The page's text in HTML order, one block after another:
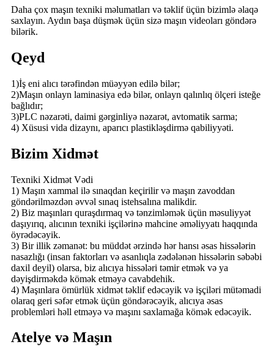
Daha çox maşın texniki məlumatları və təklif üçün bizimlə əlaqə
saxlayın. Aydın başa düşmək üçün sizə maşın videoları göndərə
bilərik.
Qeyd
1)İş eni alıcı tərəfindən müəyyən edilə bilər;
2)Maşın onlayn laminasiya edə bilər, onlayn qalınlıq ölçeri isteğe
bağlıdır;
3)PLC nəzarəti, daimi gərginliyə nəzarət, avtomatik sarma;
4) Xüsusi vida dizaynı, aparıcı plastikləşdirmə qabiliyyəti.
Bizim Xidmət
Texniki Xidmət Vədi
1) Maşın xammal ilə sınaqdan keçirilir və maşın zavoddan
göndərilməzdən əvvəl sınaq istehsalına malikdir.
2) Biz maşınları quraşdırmaq və tənzimləmək üçün məsuliyyət
daşıyırıq, alıcının texniki işçilərinə mahcine əməliyyatı haqqında
öyrədəcəyik.
3) Bir illik zəmanət: bu müddət ərzində hər hansı əsas hissələrin
nasazlığı (insan faktorları və asanlıqla zədələnən hissələrin səbəbi
daxil deyil) olarsa, biz alıcıya hissələri təmir etmək və ya
dəyişdirməkdə kömək etməyə cavabdehik.
4) Maşınlara ömürlük xidmət təklif edəcəyik və işçiləri mütəmadi
olaraq geri səfər etmək üçün göndərəcəyik, alıcıya əsas
problemləri həll etməyə və maşını saxlamağa kömək edəcəyik.
Atelye və Maşın